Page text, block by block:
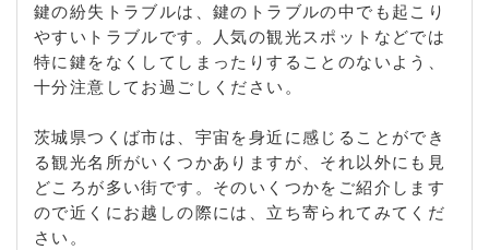
中妻 / 南原 / 水守 / 御幸が丘 / 明神 / 森の里 / 柳橋 /
谷田部 / 山木 / 山口 / 山中 / 横町 / 吉沼 / 流星台 / 六
斗 / 若栗 / 若葉 / 若森 / 和台
鍵の紛失トラブルは、鍵のトラブルの中でも起こり
やすいトラブルです。人気の観光スポットなどでは
特に鍵をなくしてしまったりすることのないよう、
十分注意してお過ごしください。
茨城県つくば市は、宇宙を身近に感じることができ
る観光名所がいくつかありますが、それ以外にも見
どころが多い街です。そのいくつかをご紹介します
ので近くにお越しの際には、立ち寄られてみてくだ
さい。